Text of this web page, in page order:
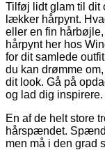
Tilføj lidt glam til dit
lækker hårpynt.
eller en fin
hårpynt her hos
for dit samlede
du kan drømme
dit look. Gå på
og lad dig inspirere.
En af de helt store
hårspændet.
men må i den grad